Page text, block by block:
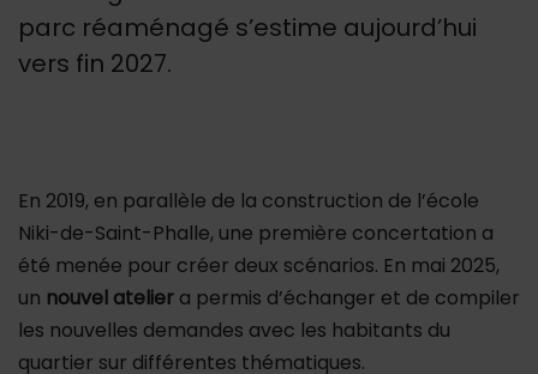
parc réaménagé s’estime aujourd’hui
vers fin 2027.
En 2019, en parallèle de la construction de l’école
Niki-de-Saint-Phalle, une première concertation a
été menée pour créer deux scénarios. En mai 2025,
un nouvel atelier a permis d’échanger et de compiler
les nouvelles demandes avec les habitants du
quartier sur différentes thématiques.